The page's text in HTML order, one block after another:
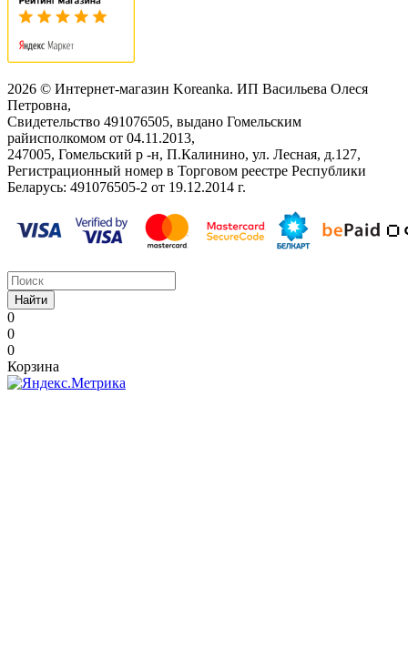
2026 © Интернет-магазин Koreanka. ИП Васильева Олеся
Петровна,
Свидетельство ‎491076505, выдано Гомельским
райисполкомом от 04.11.2013,
247005, Гомельский р -н, П.Калинино, ул. Лесная, д.127,
Регистрационный номер в Торговом реестре Республики
Беларусь: ‎491076505-2 от 19.12.2014 г.
Найти
0
0
0
Корзина